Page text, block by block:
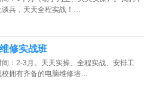
谈兵，天天全程实战！…
修实战班
间：2-3月。天天实操、全程实战、安排工
校拥有齐备的电脑维修培…